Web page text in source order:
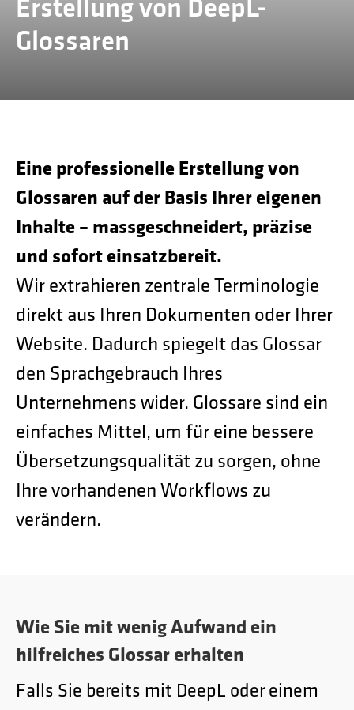
Technische Übersetzungen
Kontakt
Erstellung von DeepL-
Glossaren
Eine professionelle Erstellung von
Glossaren auf der Basis Ihrer eigenen
Inhalte – massgeschneidert, präzise
und sofort einsatzbereit.
Wir extrahieren zentrale Terminologie
direkt aus Ihren Dokumenten oder Ihrer
Website. Dadurch spiegelt das Glossar
den Sprachgebrauch Ihres
Unternehmens wider. Glossare sind ein
einfaches Mittel, um für eine bessere
Übersetzungsqualität zu sorgen, ohne
Ihre vorhandenen Workflows zu
verändern.
Wie Sie mit wenig Aufwand ein
hilfreiches Glossar erhalten
Falls Sie bereits mit DeepL oder einem